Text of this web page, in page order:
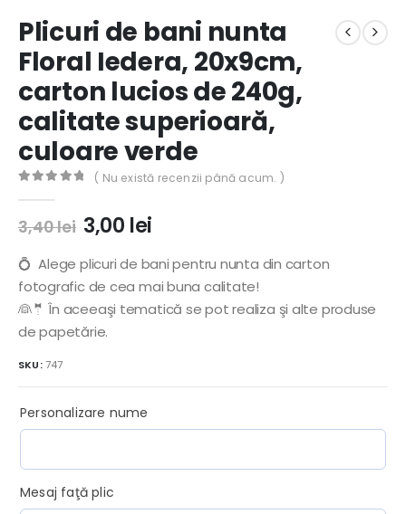
Plicuri de bani nunta
Floral Iedera, 20x9cm,
carton lucios de 240g,
calitate superioară,
culoare verde
( Nu există recenzii până acum. )
3,40lei Prețul
inițial
a
fost:
3,40 lei.
3,00 leiPrețul
este:
3,00 lei.
💍 Alege plicuri de bani pentru nunta din carton
fotografic de cea mai buna calitate!
👰🤵 În aceeaşi tematică se pot realiza şi alte produse
de papetărie.
SKU:747
Personalizare nume
Mesaj faţă plic